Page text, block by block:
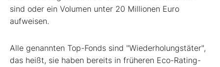
sind oder ein Volumen unter 20 Millionen Euro
aufweisen.
Alle genannten Top-Fonds sind "Wiederholungstäter",
das heißt, sie haben bereits in früheren Eco-Rating-